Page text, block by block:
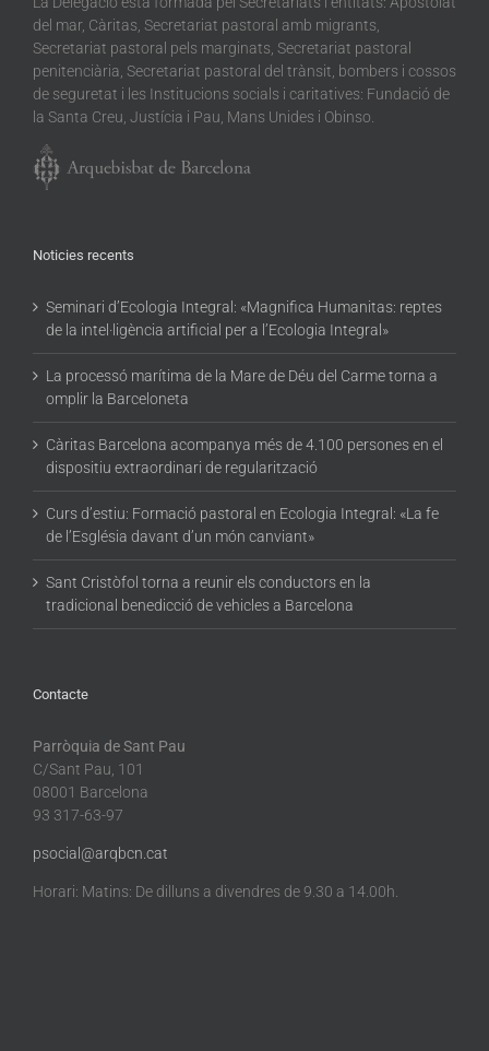
del mar, Càritas, Secretariat pastoral amb migrants,
Secretariat pastoral pels marginats, Secretariat pastoral
penitenciària, Secretariat pastoral del trànsit, bombers i cossos
de seguretat i les Institucions socials i caritatives: Fundació de
la Santa Creu, Justícia i Pau, Mans Unides i Obinso.
Noticies recents
Seminari d’Ecologia Integral: «Magnifica Humanitas: reptes
de la intel·ligència artificial per a l’Ecologia Integral»
La processó marítima de la Mare de Déu del Carme torna a
omplir la Barceloneta
Càritas Barcelona acompanya més de 4.100 persones en el
dispositiu extraordinari de regularització
Curs d’estiu: Formació pastoral en Ecologia Integral: «La fe
de l’Església davant d’un món canviant»
Sant Cristòfol torna a reunir els conductors en la
tradicional benedicció de vehicles a Barcelona
Contacte
Parròquia de Sant Pau
C/Sant Pau, 101
08001 Barcelona
93 317-63-97
psocial@arqbcn.cat
Horari: Matins: De dilluns a divendres de 9.30 a 14.00h.